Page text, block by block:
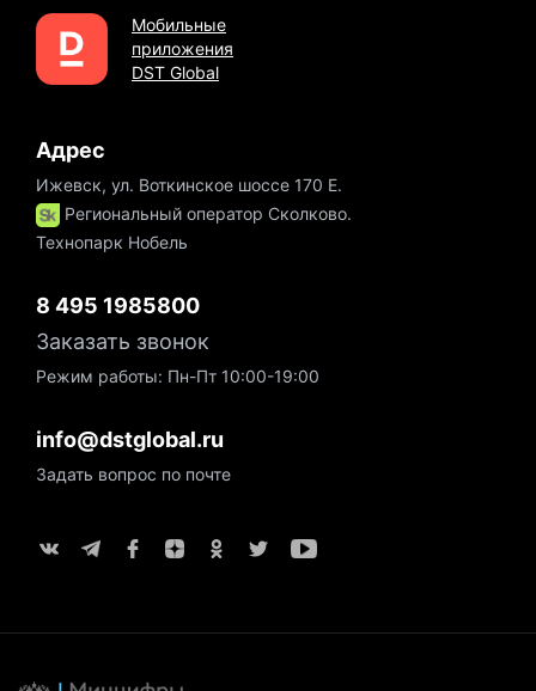
Мобильные
приложения
DST Global
Адрес
Ижевск, ул. Воткинское шоссе 170 Е.
Региональный оператор Сколково.
Технопарк Нобель
8 495 1985800
Заказать звонок
Режим работы: Пн-Пт 10:00-19:00
info@dstglobal.ru
Задать вопрос по почте